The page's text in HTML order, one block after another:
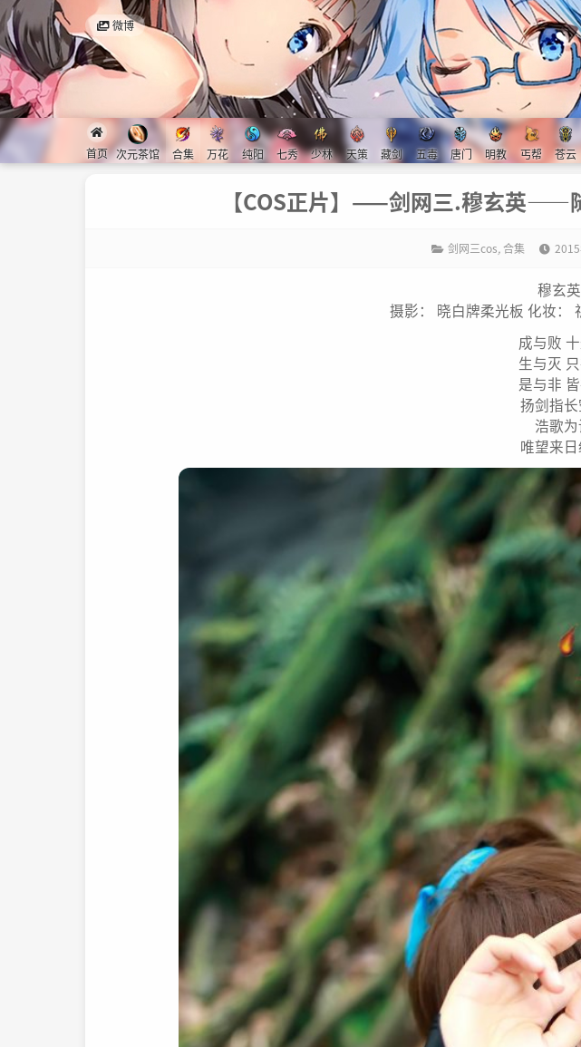
微博
首页 次元茶馆 合集 万花 纯阳 七秀 少林 天策 藏剑 五毒 唐门 明教 丐帮 苍云
【COS正片】——剑网三.穆玄英——
剑网三cos,合集
穆玄
摄影： 晓白牌柔光板 化妆：
成与败
生与灭
是与非
扬剑指
浩歌
唯望来